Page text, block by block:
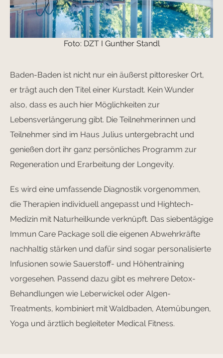
Foto: DZT I Gunther Standl
Baden-Baden ist nicht nur ein äußerst pittoresker Ort,
er trägt auch den Titel einer Kurstadt. Kein Wunder
also, dass es auch hier Möglichkeiten zur
Lebensverlängerung gibt. Die Teilnehmerinnen und
Teilnehmer sind im Haus Julius untergebracht und
genießen dort ihr ganz persönliches Programm zur
Regeneration und Erarbeitung der Longevity.
Es wird eine umfassende Diagnostik vorgenommen,
die Therapien individuell angepasst und Hightech-
Medizin mit Naturheilkunde verknüpft. Das siebentägige
Immun Care Package soll die eigenen Abwehrkräfte
nachhaltig stärken und dafür sind sogar personalisierte
Infusionen sowie Sauerstoff- und Höhentraining
vorgesehen. Passend dazu gibt es mehrere Detox-
Behandlungen wie Leberwickel oder Algen-
Treatments, kombiniert mit Waldbaden, Atemübungen,
Yoga und ärztlich begleiteter Medical Fitness.